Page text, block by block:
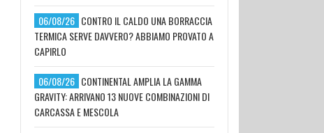
06/08/26 CONTRO IL CALDO UNA BORRACCIA
TERMICA SERVE DAVVERO? ABBIAMO PROVATO A
CAPIRLO
06/08/26 CONTINENTAL AMPLIA LA GAMMA
GRAVITY: ARRIVANO 13 NUOVE COMBINAZIONI DI
CARCASSA E MESCOLA